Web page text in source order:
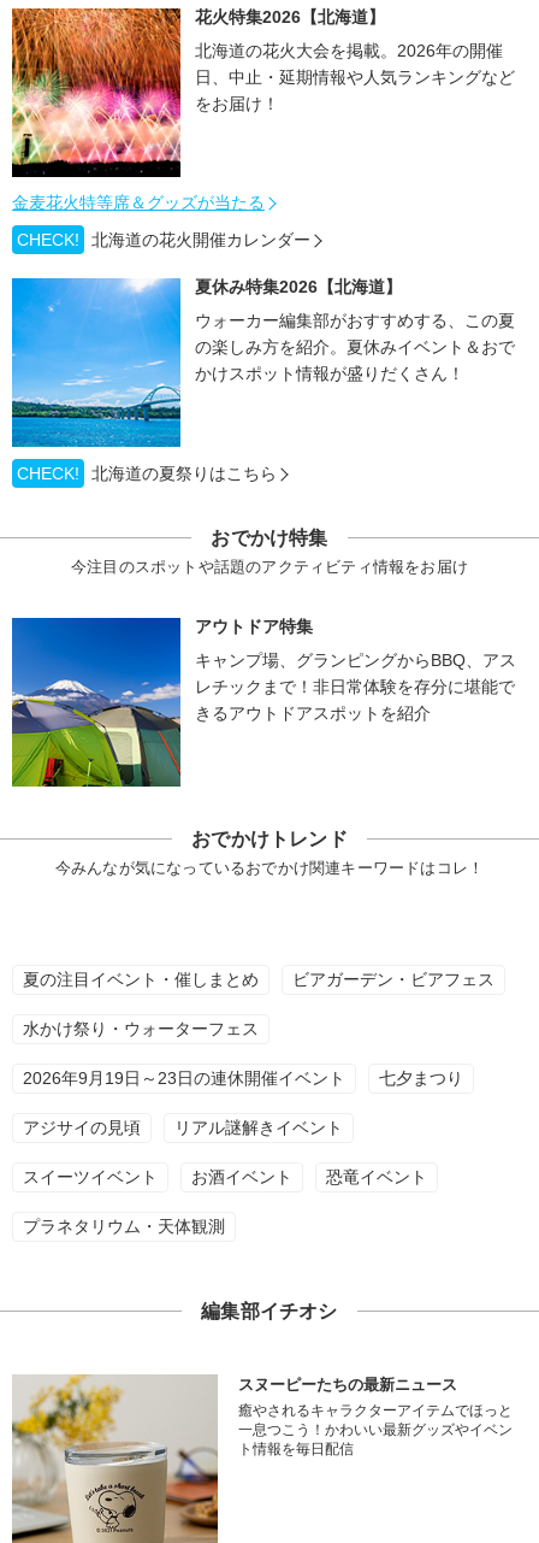
花火特集2026【北海道】
北海道の花火大会を掲載。2026年の開催
日、中止・延期情報や人気ランキングなど
をお届け！
金麦花火特等席＆グッズが当たる
CHECK!
北海道の花火開催カレンダー
夏休み特集2026【北海道】
ウォーカー編集部がおすすめする、この夏
の楽しみ方を紹介。夏休みイベント＆おで
かけスポット情報が盛りだくさん！
CHECK! 北海道の夏祭りはこちら
おでかけ特集
今注目のスポットや話題のアクティビティ情報をお届け
アウトドア特集
キャンプ場、グランピングからBBQ、アス
レチックまで！非日常体験を存分に堪能で
きるアウトドアスポットを紹介
おでかけトレンド
今みんなが気になっているおでかけ関連キーワードはコレ！
夏の注目イベント・催しまとめ ビアガーデン・ビアフェス
水かけ祭り・ウォーターフェス
2026年9月19日～23日の連休開催イベント 七夕まつり
アジサイの見頃 リアル謎解きイベント
スイーツイベント お酒イベント 恐竜イベント
プラネタリウム・天体観測
編集部イチオシ
スヌーピーたちの最新ニュース
癒やされるキャラクターアイテムでほっと
一息つこう！かわいい最新グッズやイベン
ト情報を毎日配信